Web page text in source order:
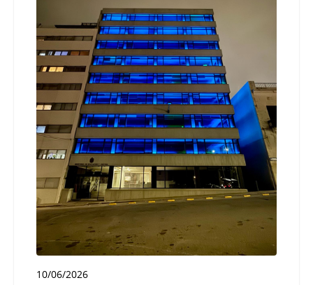
10/06/2026